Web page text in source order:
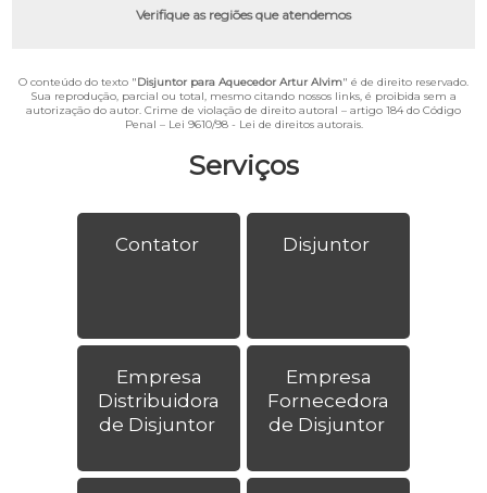
Serviços
Contator Disjuntor
Empresa
Distribuidora
de Disjuntor
Empresa
Fornecedora
de Disjuntor
Verifique as regiões que atendemos
O conteúdo do texto "Disjuntor para Aquecedor Artur Alvim" é de direito reservado.
Sua reprodução, parcial ou total, mesmo citando nossos links, é proibida sem a
autorização do autor. Crime de violação de direito autoral – artigo 184 do Código
Penal – Lei 9610/98 - Lei de direitos autorais.